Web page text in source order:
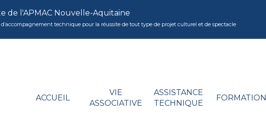
de l'APMAC Nouvelle-Aquitaine
technique pour la réussite de tout type de projet culturel et de spectacle
ACCUEIL
VIE
ASSOCIATIVE
ASSISTANCE
TECHNIQUE
FORMATION